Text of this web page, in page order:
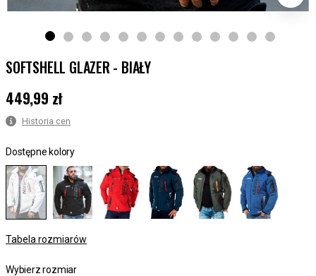
SOFTSHELL GLAZER - BIAŁY
Cena :449,99 zł
449,99 zł
Historia cen
Dostępne kolory
Tabela rozmiarów
Wybierz rozmiar